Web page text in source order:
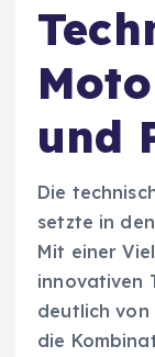
und
Die
setzte in
Mit einer
innovativen
deutlich von
die